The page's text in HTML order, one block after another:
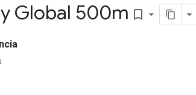
Global 500m bookmark_border